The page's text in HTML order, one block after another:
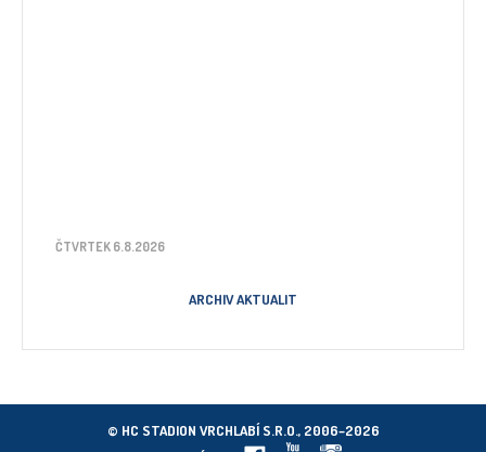
ČTVRTEK 6.8.2026
ARCHIV AKTUALIT
© HC STADION VRCHLABÍ S.R.O., 2006–2026